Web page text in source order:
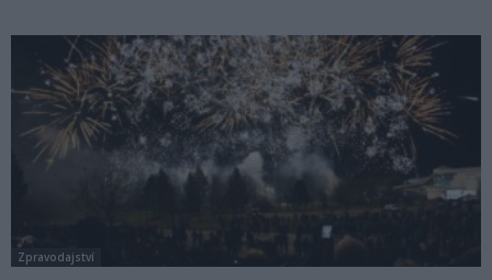
Zpravodajství